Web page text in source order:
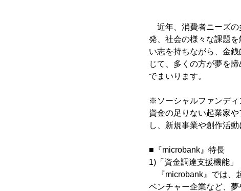
近年、消費者ニーズの
発、社会の様々な課題
い志を持ちながら、金
じて、多くの方が夢を
でまいります。
※ソーシャルファンディ
資金の足りない起業家
し、新規事業や創作活
■『microbank』特長
1)「資金調達支援機能」
『microbank』では、
ベンチャー企業など、